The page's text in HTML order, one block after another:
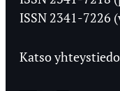
ISSN 2341-7226
Katso